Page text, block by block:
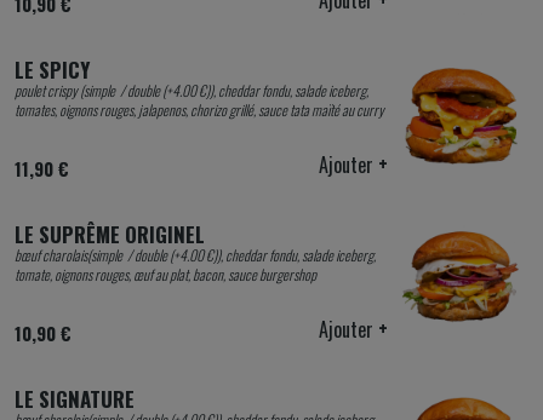
LE SPICY
poulet crispy (simple / double (+4.00 €)), cheddar fondu, salade iceberg,
tomates, oignons rouges, jalapenos, chorizo grillé, sauce tata maïté au curry
11,90 € Ajouter +
LE SUPRÊME ORIGINEL
bœuf charolais(simple / double (+4.00 €)), cheddar fondu, salade iceberg,
tomate, oignons rouges, œuf au plat, bacon, sauce burgershop
10,90 € Ajouter +
LE SIGNATURE